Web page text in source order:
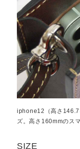
iphone12（高さ
ズ。高さ160mmのス
SIZE